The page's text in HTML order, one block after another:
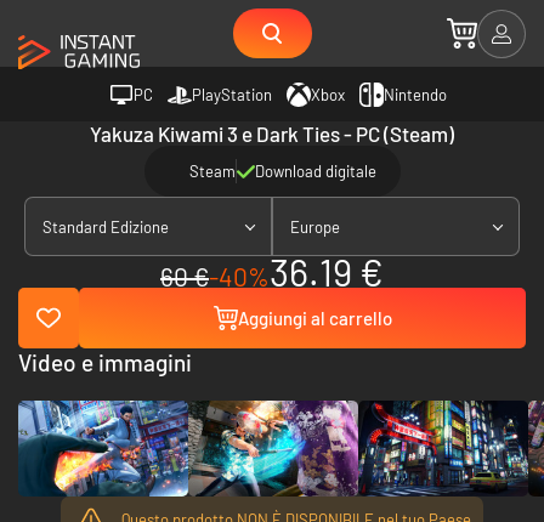
PC PlayStation Xbox Nintendo
Yakuza Kiwami 3 e Dark Ties - PC (Steam)
Steam Download digitale
Standard Edizione Europe
60 €-40%36.19 €
Aggiungi al carrello
Video e immagini